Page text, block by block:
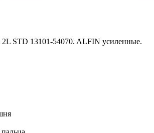
STD 13101-54070. ALFIN усиленные.